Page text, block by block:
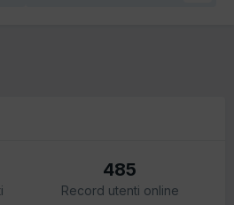
485
Record utenti online